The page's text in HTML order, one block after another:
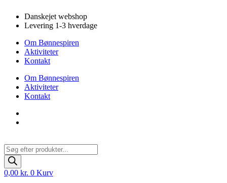
indhold
Danskejet webshop
Levering 1-3 hverdage
Om Bønnespiren
Aktiviteter
Kontakt
Om Bønnespiren
Aktiviteter
Kontakt
Products
search
0,00 kr. 0 Kurv